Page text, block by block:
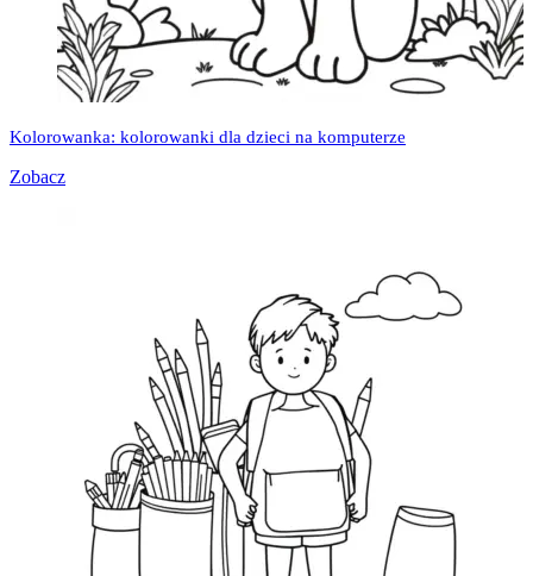
Kolorowanka: kolorowanki dla dzieci na komputerze
Zobacz